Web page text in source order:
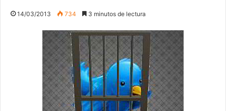
14/03/2013 734 3 minutos de lectura